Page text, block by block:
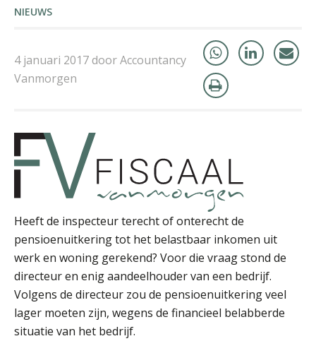
NIEUWS
4 januari 2017 door Accountancy
Vanmorgen
Heeft de inspecteur terecht of onterecht de
pensioenuitkering tot het belastbaar inkomen uit
werk en woning gerekend? Voor die vraag stond de
directeur en enig aandeelhouder van een bedrijf.
Volgens de directeur zou de pensioenuitkering veel
lager moeten zijn, wegens de financieel belabberde
situatie van het bedrijf.
Imke Bos